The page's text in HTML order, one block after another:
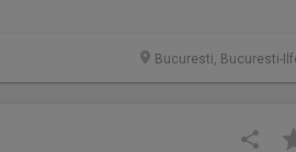
Bucuresti, Bucuresti-